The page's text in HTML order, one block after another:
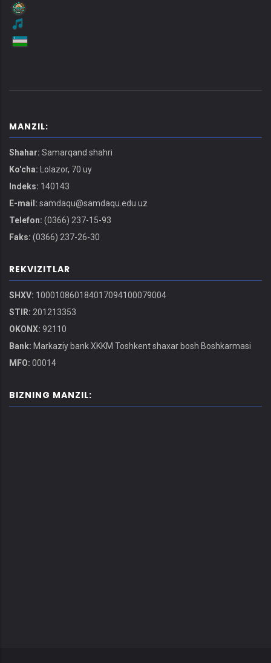
MANZIL:
Shahar: Samarqand shahri
Ko'cha: Lolazor, 70 uy
Indeks: 140143
E-mail: samdaqu@samdaqu.edu.uz
Telefon: (0366) 237-15-93
Faks: (0366) 237-26-30
REKVIZITLAR
SHXV: 100010860184017094100079004
STIR: 201213353
OKONX: 92110
Bank: Markaziy bank XKKM Toshkent shaxar bosh Boshkarmasi
MFO: 00014
BIZNING MANZIL: